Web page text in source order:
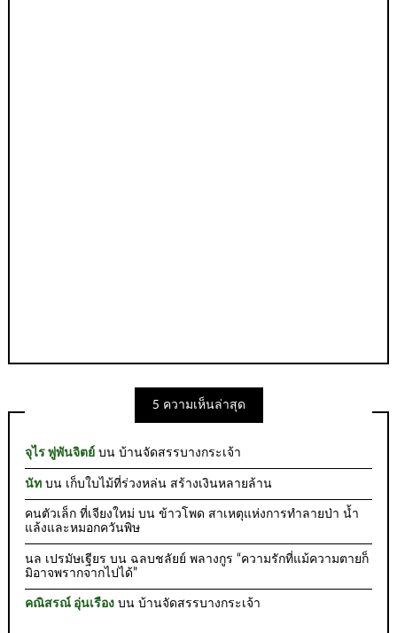
5 ความเห็นล่าสุด
จุไร พู่พันจิตย์ บนบ้านจัดสรรบางกระเจ้า
นัท บน เก็บใบไม้ที่ร่วงหล่น สร้างเงินหลายล้าน
คนตัวเล็ก ที่เจียงใหม่ บนข้าวโพด สาเหตุแห่งการทำลายป่า น้ำ
แล้งและหมอกควันพิษ
นล เปรมัษเฐียร บน ฉลบชลัยย์ พลางกูร “ความรักที่แม้ความตายก็
มิอาจพรากจากไปได้”
คณิสรณ์ อุ่นเรือง บนบ้านจัดสรรบางกระเจ้า